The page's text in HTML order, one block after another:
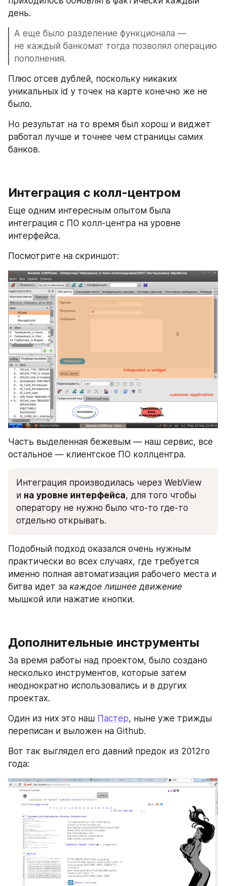
день.
А еще было разделение функционала —
не каждый банкомат тогда позволял операцию
пополнения.
Плюс отсев дублей, поскольку никаких
уникальных id у точек на карте конечно же не
было.
Но результат на то время был хорош и виджет
работал лучше и точнее чем страницы самих
банков.
Интеграция с колл-центром
Еще одним интересным опытом была
интеграция с ПО колл-центра на уровне
интерфейса.
Посмотрите на скриншот:
Часть выделенная бежевым — наш сервис, все
остальное — клиентское ПО коллцентра.
Интеграция производилась через WebView
и на уровне интерфейса, для того чтобы
оператору не нужно было что-то где-то
отдельно открывать.
Подобный подход оказался очень нужным
практически во всех случаях, где требуется
именно полная автоматизация рабочего места и
битва идет за каждое лишнее движение
мышкой или нажатие кнопки.
Дополнительные инструменты
За время работы над проектом, было создано
несколько инструментов, которые затем
неоднократно использовались и в других
проектах.
Один из них это наш Пастер, ныне уже трижды
переписан и выложен на Github.
Вот так выглядел его давний предок из 2012го
года: